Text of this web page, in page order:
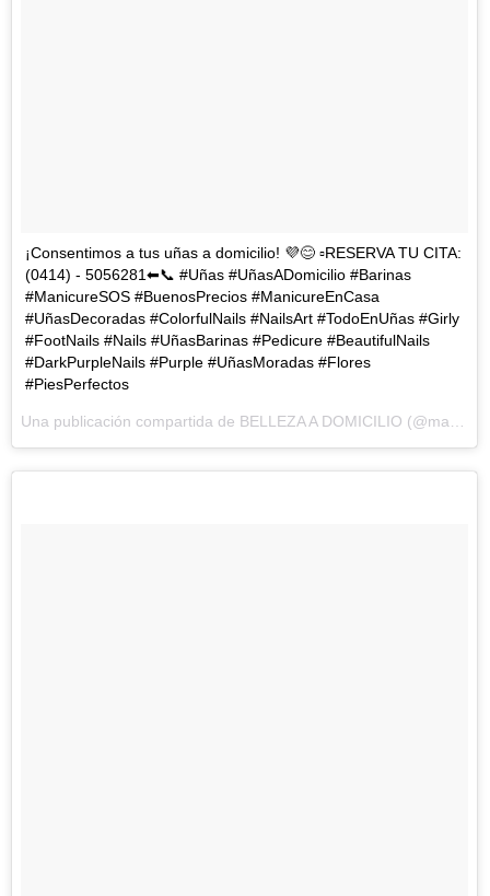
¡Consentimos a tus uñas a domicilio! 💜😊 ▫RESERVA TU CITA:
(0414) - 5056281⬅📞 #Uñas #UñasADomicilio #Barinas
#ManicureSOS #BuenosPrecios #ManicureEnCasa
#UñasDecoradas #ColorfulNails #NailsArt #TodoEnUñas #Girly
#FootNails #Nails #UñasBarinas #Pedicure #BeautifulNails
#DarkPurpleNails #Purple #UñasMoradas #Flores
#PiesPerfectos